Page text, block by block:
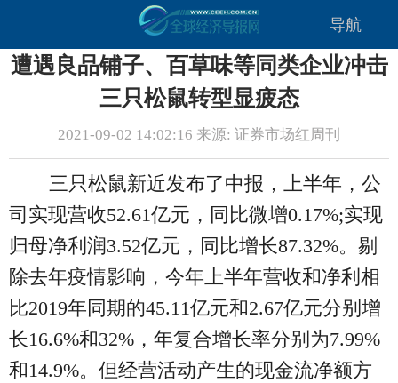
导航
遭遇良品铺子、百草味等同类企业冲击
三只松鼠转型显疲态
2021-09-02 14:02:16 来源: 证券市场红周刊
三只松鼠新近发布了中报，上半年，公
司实现营收52.61亿元，同比微增0.17%;实现
归母净利润3.52亿元，同比增长87.32%。剔
除去年疫情影响，今年上半年营收和净利相
比2019年同期的45.11亿元和2.67亿元分别增
长16.6%和32%，年复合增长率分别为7.99%
和14.9%。但经营活动产生的现金流净额方